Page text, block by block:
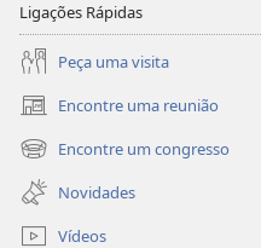
Ligações Rápidas
Peça uma visita
Encontre uma reunião
(abre
uma
nova
janela)
Encontre um congresso
(abre
uma
nova
janela)
Novidades
Vídeos